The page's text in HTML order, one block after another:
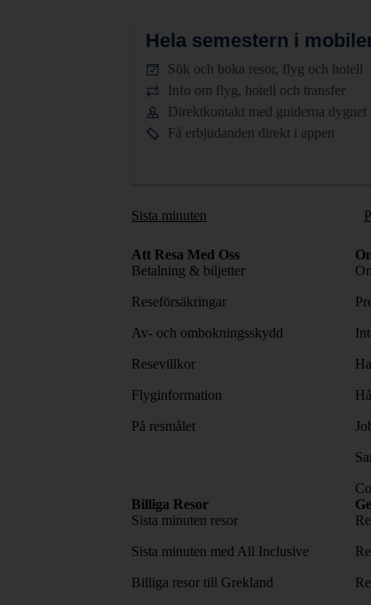
Hela semestern i
Sök och boka resor, flyg och hotell
Info om flyg, hotell och transfer
Direktkontakt med guiderna dygnet
Få erbjudanden direkt i appen
Sista minuten
Att Resa Med Oss
Betalning & biljetter
Reseförsäkringar
Av- och ombokningsskydd
Resevillkor
Flyginformation
På resmålet
Billiga Resor
Sista minuten resor
Sista minuten med All Inclusive
Billiga resor till Grekland